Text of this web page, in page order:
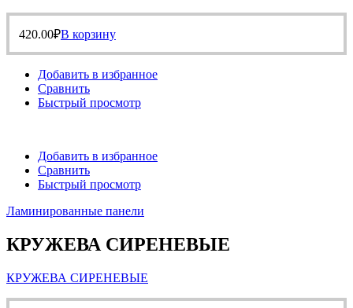
420.00₽В корзину
Добавить в избранное
Сравнить
Быстрый просмотр
Добавить в избранное
Сравнить
Быстрый просмотр
Ламинированные панели
КРУЖЕВА СИРЕНЕВЫЕ
КРУЖЕВА СИРЕНЕВЫЕ